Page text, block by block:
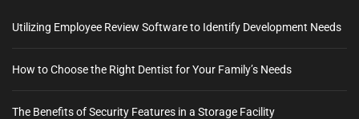
Utilizing Employee Review Software to Identify Development Needs
How to Choose the Right Dentist for Your Family’s Needs
The Benefits of Security Features in a Storage Facility